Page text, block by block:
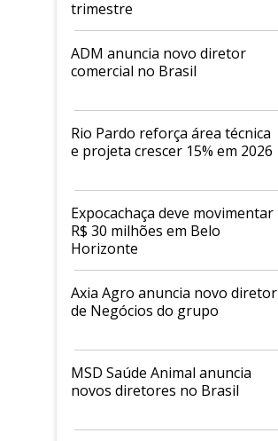
trimestre
ADM anuncia novo diretor
comercial no Brasil
Rio Pardo reforça área técnica
e projeta crescer 15% em 2026
Expocachaça deve movimentar
R$ 30 milhões em Belo
Horizonte
Axia Agro anuncia novo diretor
de Negócios do grupo
MSD Saúde Animal anuncia
novos diretores no Brasil